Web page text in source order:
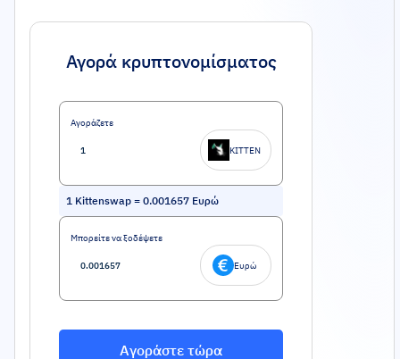
Αγορά κρυπτονομίσματος
Αγοράζετε
KITTEN
1 Kittenswap = 0.001657 Ευρώ
Μπορείτε να ξοδέψετε
Ευρώ
Αγοράστε τώρα